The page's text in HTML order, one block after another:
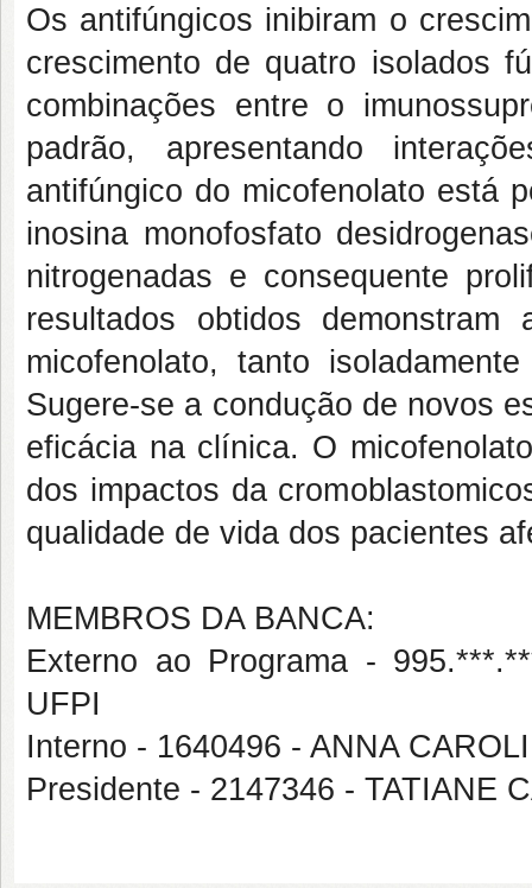
Os antifúngicos inibiram o
crescimento de quatro isolados
combinações entre o
padrão, apresentando
antifúngico do micofenolato está
inosina monofosfato
nitrogenadas e consequente
resultados obtidos
micofenolato, tanto
Sugere-se a condução de novos
eficácia na clínica. O
dos impactos da
qualidade de vida dos pacientes
MEMBROS DA BANCA:
Externo ao Programa -
UFPI
Interno - 1640496 - ANNA
Presidente - 2147346 - TATIANE